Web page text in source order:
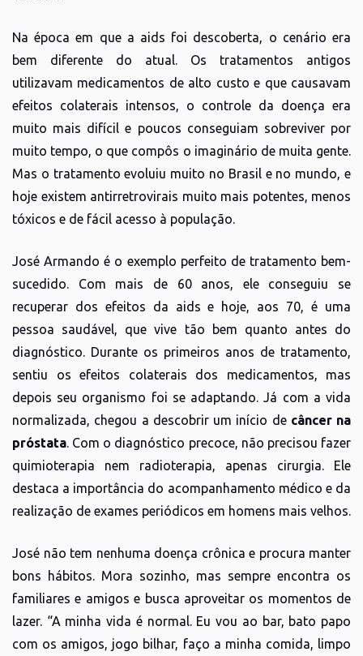
Na época em que a aids foi descoberta, o cenário era
bem diferente do atual. Os tratamentos antigos
utilizavam medicamentos de alto custo e que causavam
efeitos colaterais intensos, o controle da doença era
muito mais difícil e poucos conseguiam sobreviver por
muito tempo, o que compôs o imaginário de muita gente.
Mas o tratamento evoluiu muito no Brasil e no mundo, e
hoje existem antirretrovirais muito mais potentes, menos
tóxicos e de fácil acesso à população.
José Armando é o exemplo perfeito de tratamento bem-
sucedido. Com mais de 60 anos, ele conseguiu se
recuperar dos efeitos da aids e hoje, aos 70, é uma
pessoa saudável, que vive tão bem quanto antes do
diagnóstico. Durante os primeiros anos de tratamento,
sentiu os efeitos colaterais dos medicamentos, mas
depois seu organismo foi se adaptando. Já com a vida
normalizada, chegou a descobrir um início de câncer na
próstata. Com o diagnóstico precoce, não precisou fazer
quimioterapia nem radioterapia, apenas cirurgia. Ele
destaca a importância do acompanhamento médico e da
realização de exames periódicos em homens mais velhos.
José não tem nenhuma doença crônica e procura manter
bons hábitos. Mora sozinho, mas sempre encontra os
familiares e amigos e busca aproveitar os momentos de
lazer. “A minha vida é normal. Eu vou ao bar, bato papo
com os amigos, jogo bilhar, faço a minha comida, limpo